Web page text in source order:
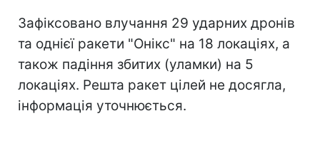
Зафіксовано влучання 29 ударних дронів
та однієї ракети "Онікс" на 18 локаціях, а
також падіння збитих (уламки) на 5
локаціях. Решта ракет цілей не досягла,
інформація уточнюється.